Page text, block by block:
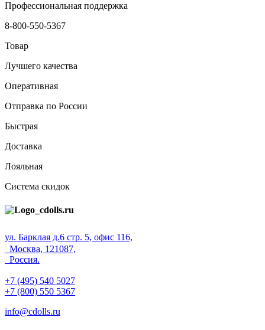
Профессиональная поддержка
8-800-550-5367
Товар
Лучшего качества
Оперативная
Отправка по России
Быстрая
Доставка
Лояльная
Система скидок
ул. Барклая д.6 стр. 5, офис 116,
Москва, 121087,
Россия.
+7 (495) 540 5027
+7 (800) 550 5367
info@cdolls.ru